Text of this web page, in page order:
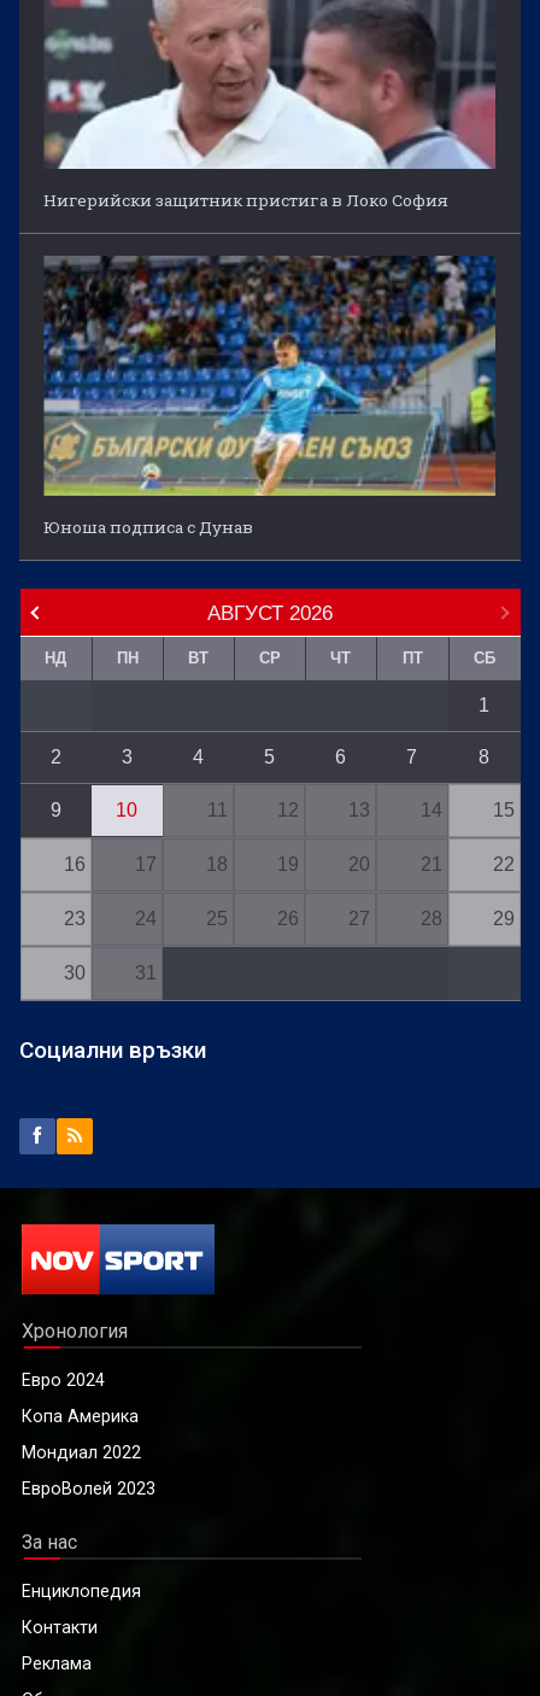
Нигерийски защитник пристига в Локо София
Юноша подписа с Дунав
АВГУСТ 2026
НД ПН ВТ СР ЧТ ПТ СБ
1
2 3 4 5 6 7 8
9 10 11 12 13 14 15
16 17 18 19 20 21 22
23 24 25 26 27 28 29
30 31
Социални връзки
Хронология
Евро 2024
Копа Америка
Мондиал 2022
ЕвроВолей 2023
За нас
Енциклопедия
Контакти
Реклама